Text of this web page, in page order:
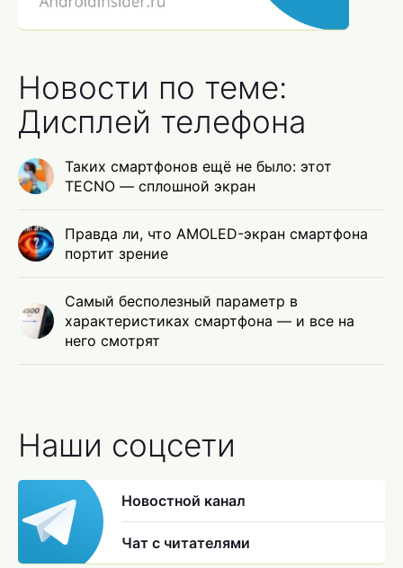
Новости по теме:
Дисплей телефона
Таких смартфонов ещё не было: этот
TECNO — сплошной экран
Правда ли, что AMOLED-экран смартфона
портит зрение
Самый бесполезный параметр в
характеристиках смартфона — и все на
него смотрят
Наши соцсети
Новостной канал
Чат с читателями